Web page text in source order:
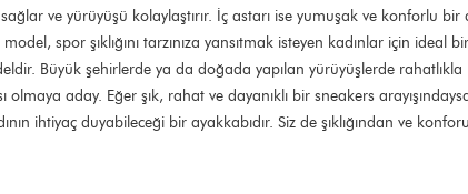
ve yürüyüşü kolaylaştırır. İç astarı ise yumuşak ve konforlu
spor şıklığını tarzınıza yansıtmak isteyen kadınlar için ideal
Büyük şehirlerde ya da doğada yapılan yürüyüşlerde rahatlıkla
aday. Eğer şık, rahat ve dayanıklı bir sneakers
ihtiyaç duyabileceği bir ayakkabıdır. Siz de şıklığından ve